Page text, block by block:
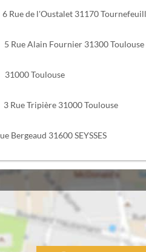
6 Rue de l'Oustalet 31170
5 Rue Alain Fournier 31300 Toulouse
31000 Toulouse
3 Rue Tripière 31000 Toulouse
Bergeaud 31600 SEYSSES